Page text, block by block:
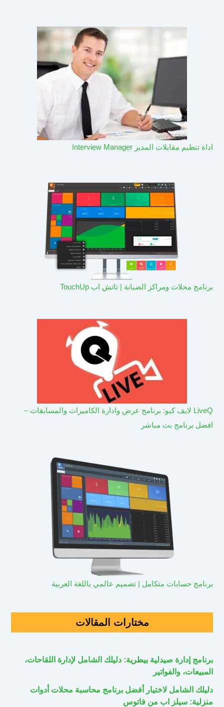
اداة تنظيم مقابلات المدير Interview Manager
برنامج محلات ومراكز الصيانة | تاتش اب TouchUp
LiveQ لايف كيو: برنامج عرض وادارة الكاميرات والمسابقات –
افضل برنامج بث مباشر
برنامج حسابات متكامل | تصميم عالمي باللغة العربية
مختارات المقالات
برنامج إدارة صيدلية بيطرية: دليلك الشامل لإدارة اللقاحات،
المبيعات، والفواتير
دليلك الشامل لاختيار أفضل برنامج محاسبة محلات أدوات
منزلية: سيلز اب من فاتوس